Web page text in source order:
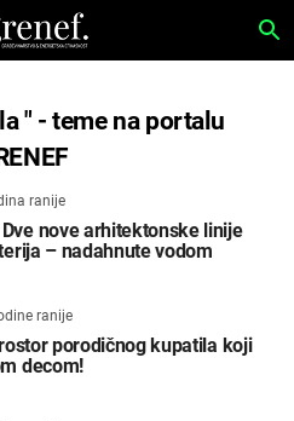
" - teme na portalu
ranije
nove arhitektonske linije
– nadahnute vodom
ranije
porodičnog kupatila koji
decom!